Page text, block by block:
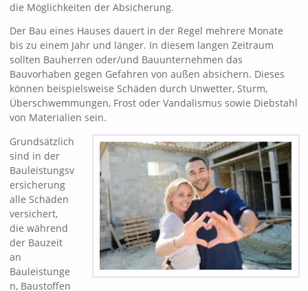
die Möglichkeiten der Absicherung.
Der Bau eines Hauses dauert in der Regel mehrere Monate
bis zu einem Jahr und länger. In diesem langen Zeitraum
sollten Bauherren oder/und Bauunternehmen das
Bauvorhaben gegen Gefahren von außen absichern. Dieses
können beispielsweise Schäden durch Unwetter, Sturm,
Überschwemmungen, Frost oder Vandalismus sowie Diebstahl
von Materialien sein.
Grundsätzlich
sind in der
Bauleistungsv
ersicherung
alle Schäden
versichert,
die während
der Bauzeit
an
Bauleistunge
n, Baustoffen